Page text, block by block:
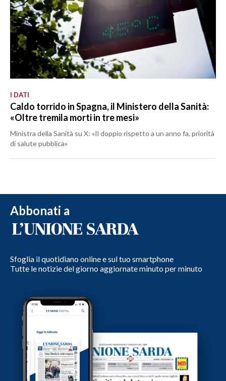
I DATI
Caldo torrido in Spagna, il Ministero della Sanità:
«Oltre tremila morti in tre mesi»
Ministra della Sanità su X: «Il doppio rispetto a un anno fa, priorità
di salute pubblica»
Abbonati a
Sfoglia il quotidiano online e sul tuo smartphone
Tutte le notizie del giorno aggiornate minuto per minuto